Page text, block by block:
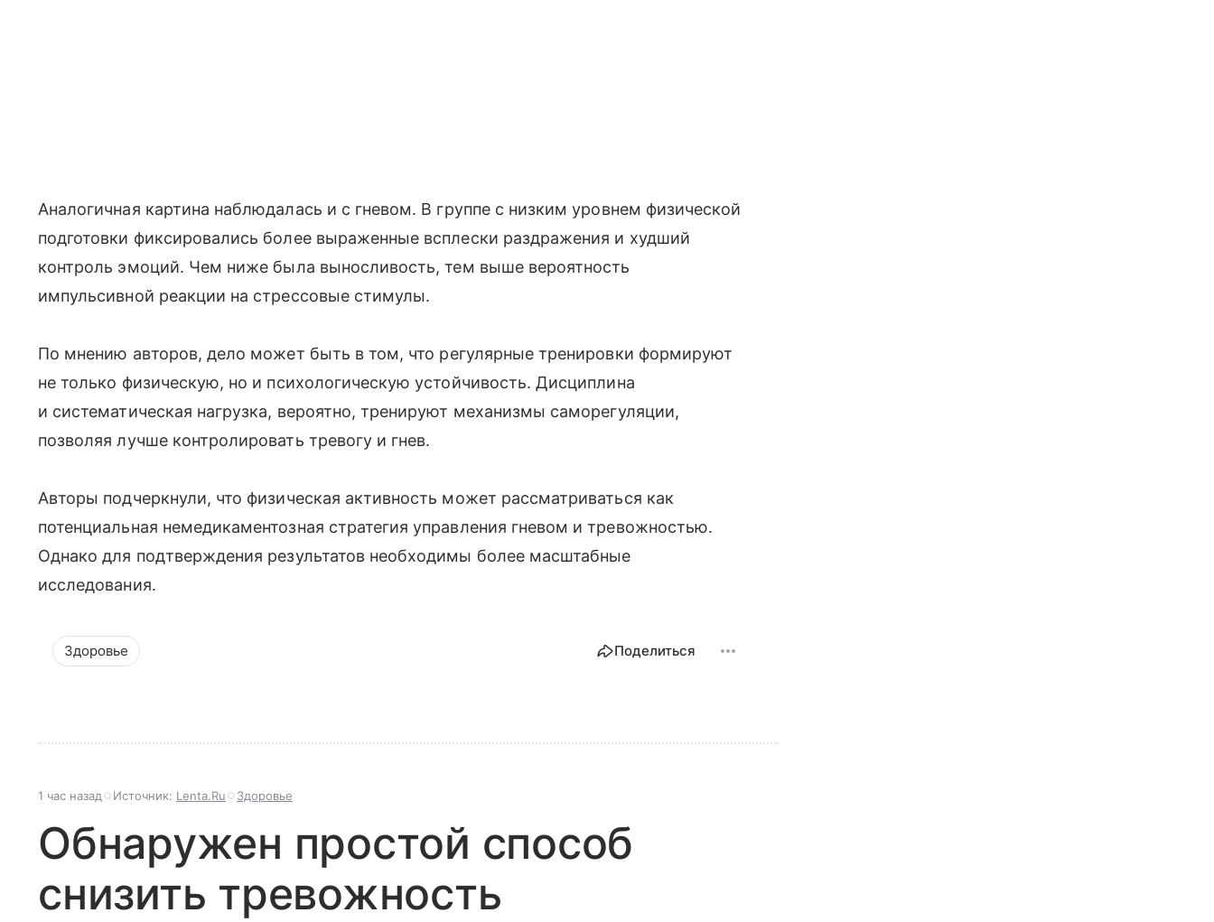
Аналогичная картина наблюдалась и с гневом. В группе с низким уровнем физической
подготовки фиксировались более выраженные всплески раздражения и худший
контроль эмоций. Чем ниже была выносливость, тем выше вероятность
импульсивной реакции на стрессовые стимулы.
По мнению авторов, дело может быть в том, что регулярные тренировки формируют
не только физическую, но и психологическую устойчивость. Дисциплина
и систематическая нагрузка, вероятно, тренируют механизмы саморегуляции,
позволяя лучше контролировать тревогу и гнев.
Авторы подчеркнули, что физическая активность может рассматриваться как
потенциальная немедикаментозная стратегия управления гневом и тревожностью.
Однако для подтверждения результатов необходимы более масштабные
исследования.
Здоровье Поделиться
1 час назад Источник: Lenta.Ru Здоровье
Обнаружен простой способ
снизить тревожность